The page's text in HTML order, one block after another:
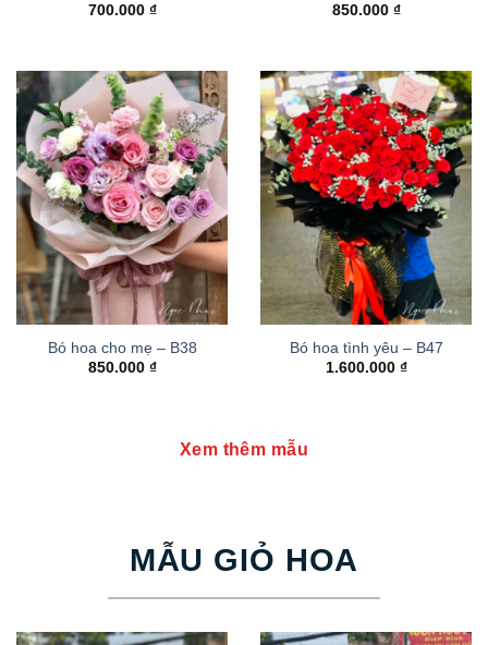
700.000 ₫
850.000 ₫
Bó hoa cho mẹ – B38
850.000 ₫
Bó hoa tình yêu – B47
1.600.000 ₫
Xem thêm mẫu
MẪU GIỎ HOA